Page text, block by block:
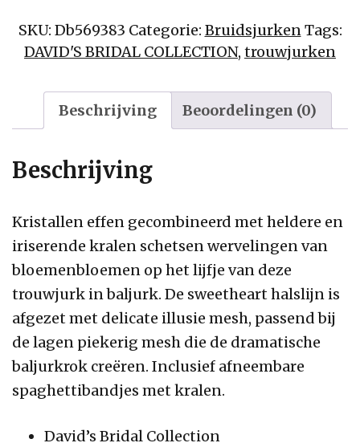
Bodice
trouwjurk
SKU: Db569383 Categorie: BruidsjurkenTags:
DAVID'S BRIDAL COLLECTION, trouwjurken
Beschrijving Beoordelingen (0)
Beschrijving
Kristallen effen gecombineerd met heldere en
iriserende kralen schetsen wervelingen van
bloemenbloemen op het lijfje van deze
trouwjurk in baljurk. De sweetheart halslijn is
afgezet met delicate illusie mesh, passend bij
de lagen piekerig mesh die de dramatische
baljurkrok creëren. Inclusief afneembare
spaghettibandjes met kralen.
David’s Bridal Collection